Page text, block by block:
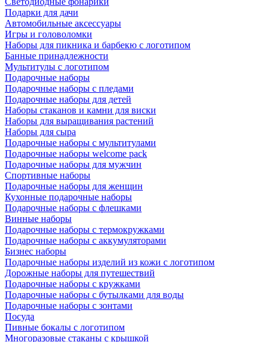
Подарки для дачи
Автомобильные аксессуары
Игры и головоломки
Наборы для пикника и барбекю с логотипом
Банные принадлежности
Мультитулы с логотипом
Подарочные наборы
Подарочные наборы с пледами
Подарочные наборы для детей
Наборы стаканов и камни для виски
Наборы для выращивания растений
Наборы для сыра
Подарочные наборы с мультитулами
Подарочные наборы welcome pack
Подарочные наборы для мужчин
Спортивные наборы
Подарочные наборы для женщин
Кухонные подарочные наборы
Подарочные наборы с флешками
Винные наборы
Подарочные наборы с термокружками
Подарочные наборы с аккумуляторами
Бизнес наборы
Подарочные наборы изделий из кожи с логотипом
Дорожные наборы для путешествий
Подарочные наборы с кружками
Подарочные наборы с бутылками для воды
Подарочные наборы с зонтами
Посуда
Пивные бокалы с логотипом
Многоразовые стаканы с крышкой